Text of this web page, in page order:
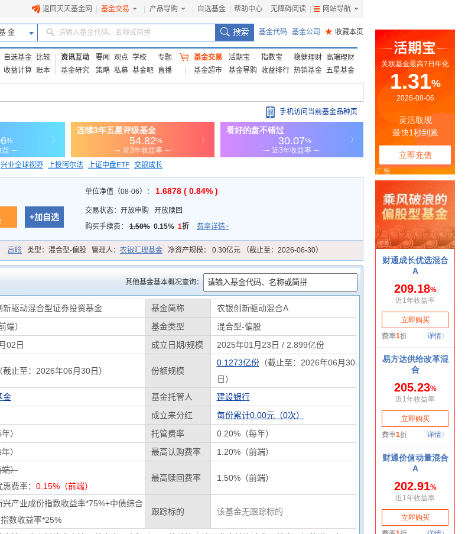
返回天天基金网 基金交易 产品导购 自选基金 帮助中心 无障碍阅读 网站导航
金 请输入基金代码、名称或简拼 基金代码 基金公司 ★ 收藏本页
自选基金
比较
收益计算 账本
资讯互动 要闻 观点 学校
专题
基金研究
策略 私募 基金吧 直播
基金交易 活期宝 指数宝 稳健理财 高端理财
基金超市
基金导购 收益排行 热销基金 五星基金
手机访问当前基金品种页
兴业全球视野 上投阿尔法 上证中盘ETF 交银成长
+加自选
单位净值（08-06）： 1.6878 ( 0.84% )
交易状态： 开放申购
开放赎回
购买手续费： 1.50% 0.15% 1折 费率详情>
高晗 类型： 混合型-偏股 管理人： 农银汇理基金 净资产规模： 0.30亿元 （截止至：2026-06-30）
其他基金基本概况查询：
新驱动混合型证券投资基金 基金简称
农银创新驱动混合A
端） 基金类型
混合型-偏股
02日 成立日期/规模 2025年01月23日 / 2.899亿份
止至：2026年06月30日） 份额规模
0.1273亿份（截止至：2026年06月30
日）
金 基金托管人
建设银行
成立来分红
每份累计0.00元（0次）
） 托管费率
0.20%（每年）
） 最高认购费率 1.20%（前端）
）
费率： 0.15%（前端）
最高赎回费率 1.50%（前端）
兴产业成份指数收益率*75%+中债综合
数收益率*25%
跟踪标的 该基金无跟踪标的